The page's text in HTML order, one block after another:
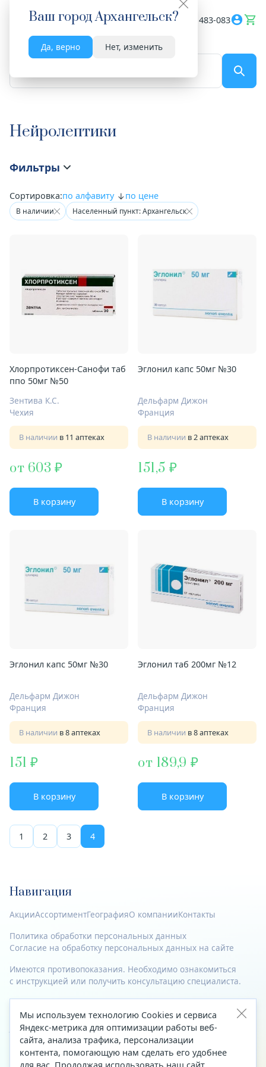
Ваш городАрхангельск?
Да, верно Нет, изменить
Весь сайт 8182 483-083
Нейролептики
Фильтры
Сортировка:по алфавиту по цене
В наличии Населенный пункт: Архангельск
Хлорпротиксен-Санофи таб
ппо 50мг №50
Зентива К.С.
Чехия
В наличии в 11 аптеках
от 603
В корзину
Эглонил капс 50мг №30
Дельфарм Дижон
Франция
В наличии в 2 аптеках
151,5
В корзину
Эглонил капс 50мг №30
Дельфарм Дижон
Франция
В наличии в 8 аптеках
151
В корзину
Эглонил таб 200мг №12
Дельфарм Дижон
Франция
В наличии в 8 аптеках
от 189,9
В корзину
1 2 3 4
Навигация
АкцииАссортиментГеографияО компанииКонтакты
Политика обработки персональных данных
Согласие на обработку персональных данных на сайте
Имеются противопоказания. Необходимо ознакомиться
с инструкцией или получить консультацию специалиста.
© 2023—2026 Все права защищены.
Адрес
Архангельск, ул. Папанина, д. 19 (вход в здание со стороны
автоцентра «Тойота»)
Мы используем технологию Cookies и сервиса
Яндекс-метрика для оптимизации работы веб-
сайта, анализа трафика, персонализации
контента, помогающую нам сделать его удобнее